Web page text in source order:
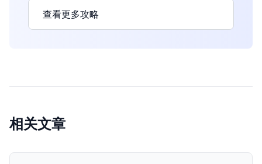
查看更多攻略
相关文章